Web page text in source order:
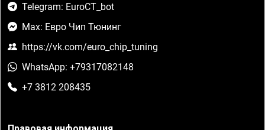
Telegram: EuroCT_bot
Max: Евро Чип Тюнинг
https://vk.com/euro_chip_tuning
WhatsApp: +79317082148
+7 3812 208435